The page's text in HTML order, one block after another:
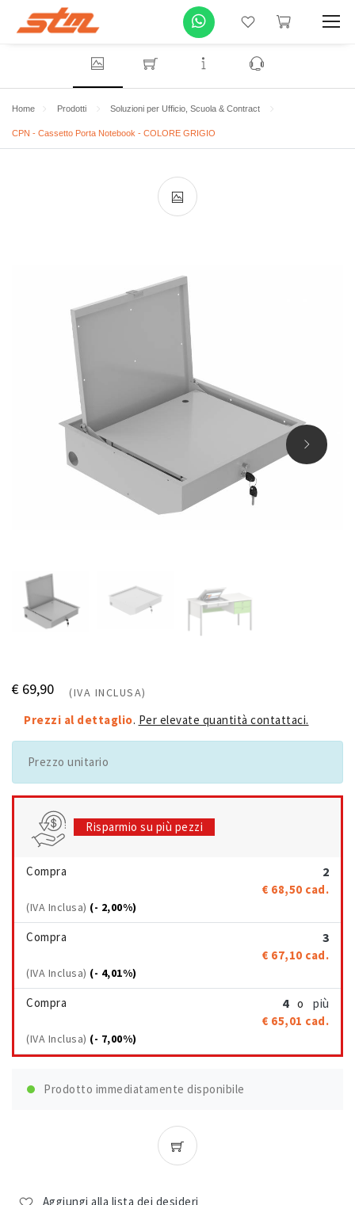
Home Prodotti Soluzioni per Ufficio, Scuola & Contract
CPN - Cassetto Porta Notebook - COLORE GRIGIO
€ 69,90 (IVA INCLUSA)
Prezzi al dettaglio. Per elevate quantità contattaci.
Prezzo unitario
Risparmio su più pezzi
Compra 2
€ 68,50 cad.
(IVA Inclusa) (- 2,00%)
Compra 3
€ 67,10 cad.
(IVA Inclusa) (- 4,01%)
Compra 4 o più
€ 65,01 cad.
(IVA Inclusa) (- 7,00%)
Prodotto immediatamente disponibile
Aggiungi alla lista dei desideri